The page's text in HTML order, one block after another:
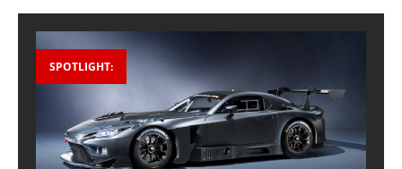
SPOTLIGHT: